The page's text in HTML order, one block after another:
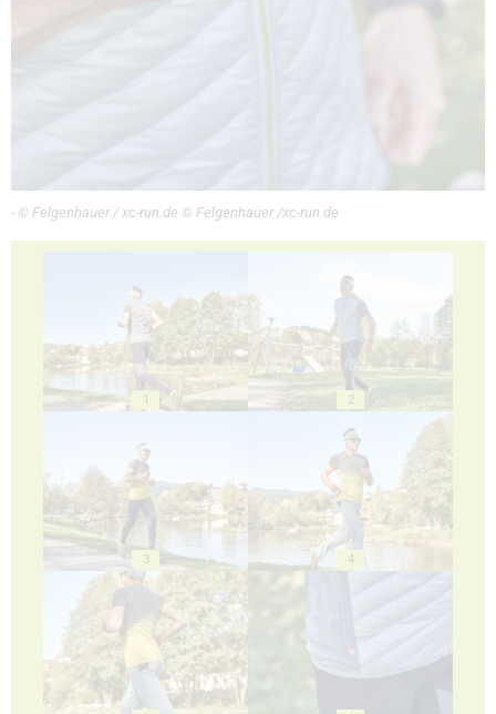
- © Felgenhauer / xc-run.de © Felgenhauer /xc-run.de
1 2
3 4